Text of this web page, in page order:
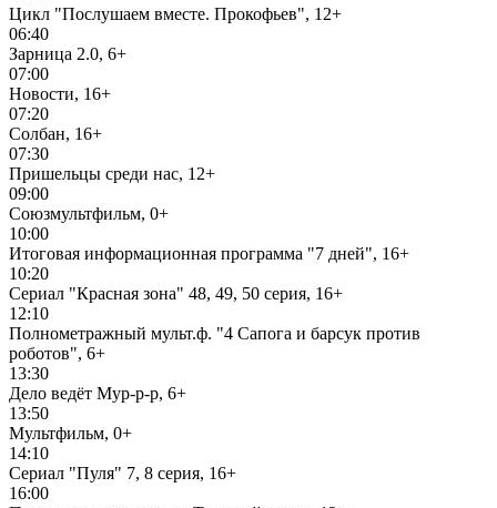
Цикл "Послушаем вместе. Прокофьев", 12+
06:40
Зарница 2.0, 6+
07:00
Новости, 16+
07:20
Солбан, 16+
07:30
Пришельцы среди нас, 12+
09:00
Союзмультфильм, 0+
10:00
Итоговая информационная программа "7 дней", 16+
10:20
Сериал "Красная зона" 48, 49, 50 серия, 16+
12:10
Полнометражный мульт.ф. "4 Сапога и барсук против
роботов", 6+
13:30
Дело ведёт Мур-р-р, 6+
13:50
Мультфильм, 0+
14:10
Сериал "Пуля" 7, 8 серия, 16+
16:00